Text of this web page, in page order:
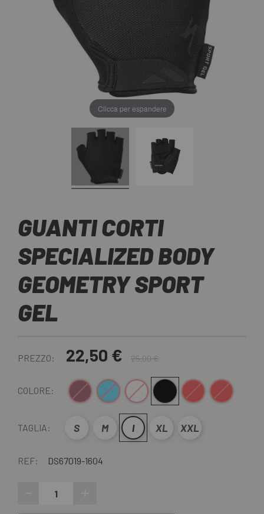
Clicca per espandere
GUANTI CORTI
SPECIALIZED BODY
GEOMETRY SPORT
GEL
PREZZO: 22,50 € 25,00 €
COLORE: BORDEAUX Blu Bianco Nero RossoRosso nero
TAGLIA: S M l XL XXL
REF: DS67019-1604